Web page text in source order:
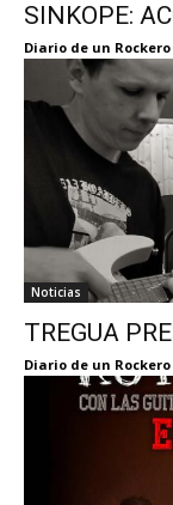
SINKOPE:
Diario de un Rockero
Noticias
TREGUA
Diario de un Rockero